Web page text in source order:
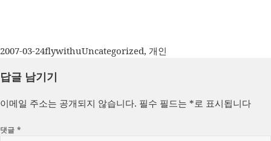
작
일
2007-03-24글
이
flywithu카
Uncategorized, 개인
답글 남기기
이메일 주소는 공개되지 않습니다. 필수 필드는 *로 표시됩니다
댓글*